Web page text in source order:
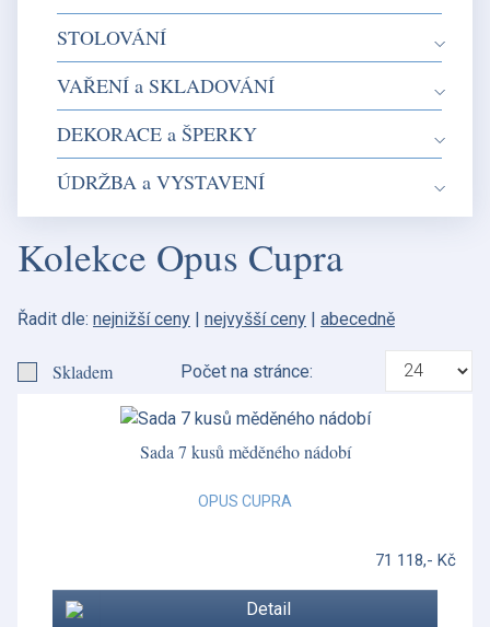
Kolekce Opus Cupra
Řadit dle: nejnižší ceny | nejvyšší ceny | abecedně
Skladem Počet na stránce:
Sada 7 kusů měděného nádobí
OPUS CUPRA
71 118,- Kč
Detail
STOLOVÁNÍ
VAŘENÍ a SKLADOVÁNÍ
DEKORACE a ŠPERKY
ÚDRŽBA a VYSTAVENÍ